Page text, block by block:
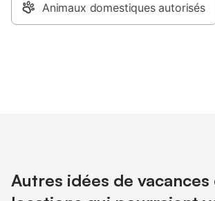
Animaux domestiques autorisés
Autres idées de